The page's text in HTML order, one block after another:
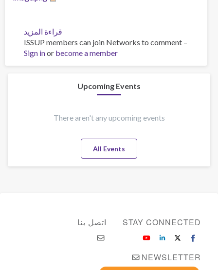
قراءة المزيد
Kenneth
DeWayne
Harrison,
ISSUP members can join Networks to comment –
Sign inor become a member
Upcoming Events
There aren't any upcoming events
All Events
اتصل بنا STAY CONNECTED
NEWSLETTER